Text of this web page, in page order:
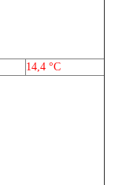
14,4 °C